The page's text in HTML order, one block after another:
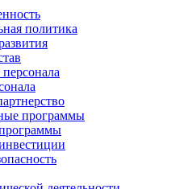
политика
программы